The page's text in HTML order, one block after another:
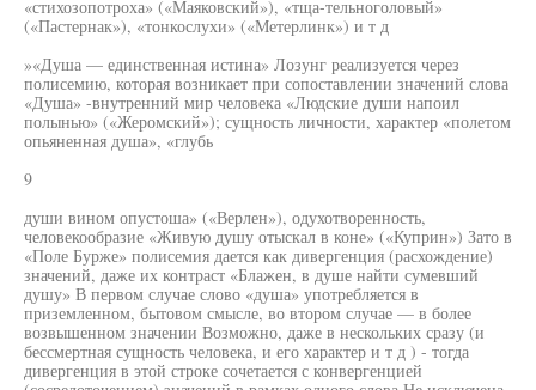
«стихозопотроха» («Маяковский»), «тща-тельноголовый»
(«Пастернак»), «тонкослухи» («Метерлинк») и т д
»«Душа — единственная истина» Лозунг реализуется через
полисемию, которая возникает при сопоставлении значений слова
«Душа» -внутренний мир человека «Людские души напоил
полынью» («Жеромский»); сущность личности, характер «полетом
опьяненная душа», «глубь
9
души вином опустоша» («Верлен»), одухотворенность,
человекообразие «Живую душу отыскал в коне» («Куприн») Зато в
«Поле Бурже» полисемия дается как дивергенция (расхождение)
значений, даже их контраст «Блажен, в душе найти сумевший
душу» В первом случае слово «душа» употребляется в
приземленном, бытовом смысле, во втором случае — в более
возвышенном значении Возможно, даже в нескольких сразу (и
бессмертная сущность человека, и его характер и т д ) - тогда
дивергенция в этой строке сочетается с конвергенцией